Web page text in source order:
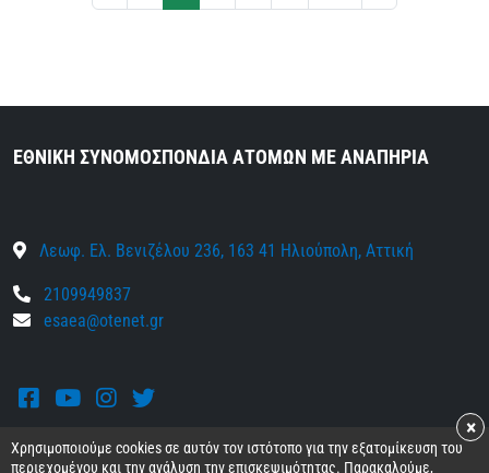
ΕΘΝΙΚΗ ΣΥΝΟΜΟΣΠΟΝΔΙΑ ΑΤΟΜΩΝ ΜΕ ΑΝΑΠΗΡΙΑ
Λεωφ. Ελ. Βενιζέλου 236, 163 41 Ηλιούπολη, Αττική
2109949837
esaea@otenet.gr
FacebookYoutubeInstagram
Twitter
Χρησιμοποιούμε cookies σε αυτόν τον ιστότοπο για την εξατομίκευση του
περιεχομένου και την ανάλυση την επισκεψιμότητας. Παρακαλούμε,
×